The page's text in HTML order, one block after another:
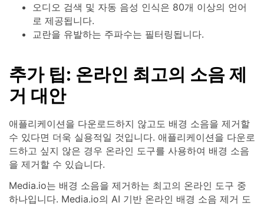
오디오 검색 및 자동 음성 인식은 80개 이상의 언어
로 제공됩니다.
교란을 유발하는 주파수는 필터링됩니다.
추가 팁: 온라인 최고의 소음 제
거 대안
애플리케이션을 다운로드하지 않고도 배경 소음을 제거할
수 있다면 더욱 실용적일 것입니다. 애플리케이션을 다운로
드하고 싶지 않은 경우 온라인 도구를 사용하여 배경 소음
을 제거할 수 있습니다.
Media.io는 배경 소음을 제거하는 최고의 온라인 도구 중
하나입니다. Media.io의 AI 기반 온라인 배경 소음 제거 도